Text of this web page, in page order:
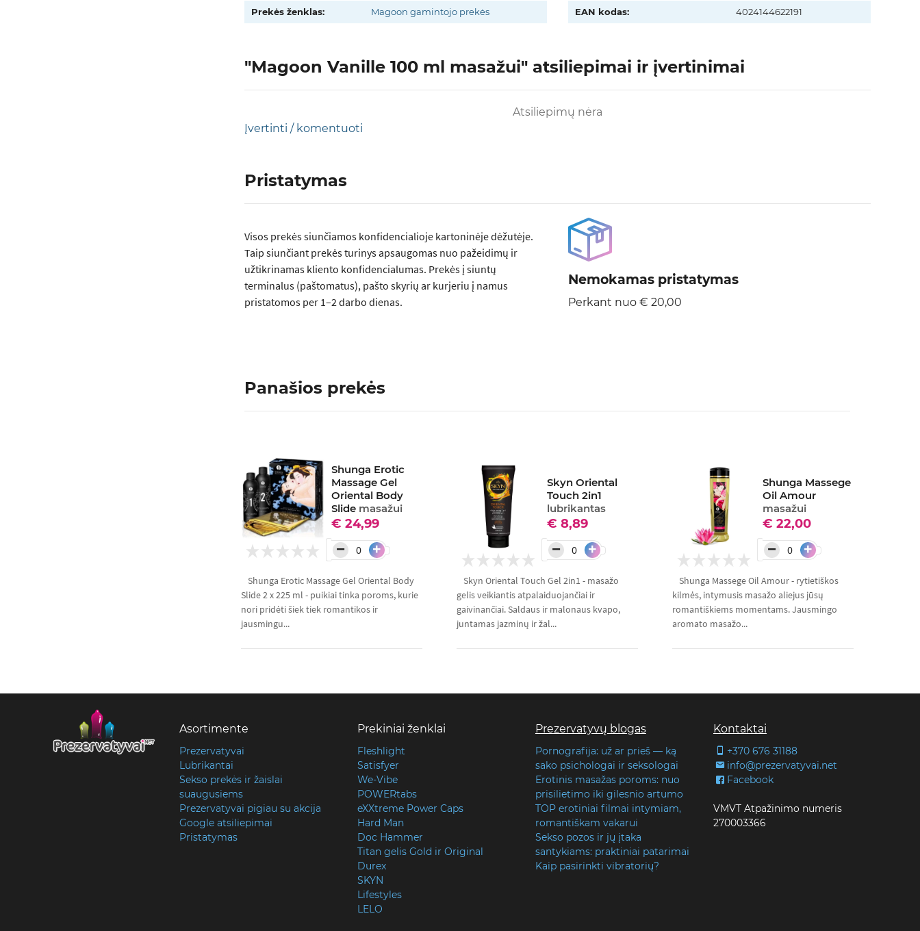
Prekės ženklas: Magoon gamintojo prekės EAN kodas: 4024144622191
"Magoon Vanille 100 ml masažui" atsiliepimai ir įvertinimai
Atsiliepimų nėra
Įvertinti / komentuoti
Pristatymas
Visos prеkės siunčiamos konfidencialioje kartoninėje dėžutėje.
Taip siunčiant prekės turinys apsaugomas nuo pažeidimų ir
užtikrinamas kliento konfidencialumas. Prekės į siuntų
terminalus (paštomatus), pašto skyrių ar kurjeriu į namus
pristatomos per 1–2 darbo dienas.
Nemokamas pristatymas
Perkant nuo € 20,00
Panašios prekės
Shunga Erotic
Massage Gel
Oriental Body
Slide masažui
€ 24,99
− +
Shunga Erotic Massage Gel Oriental Body
Slide 2 x 225 ml - puikiai tinka poroms, kurie
nori pridėti šiek tiek romantikos ir
jausmingu...
Skyn Oriental
Touch 2in1
lubrikantas
€ 8,89
− +
Skyn Oriental Touch Gel 2in1 - masažo
gelis veikiantis atpalaiduojančiai ir
gaivinančiai. Saldaus ir malonaus kvapo,
juntamas jazminų ir žal...
Shunga Massege
Oil Amour
masažui
€ 22,00
− +
Shunga Massege Oil Amour - rytietiškos
kilmės, intymusis masažo aliejus jūsų
romantiškiems momentams. Jausmingo
aromato masažo...
Asortimente
Prezervatyvai
Lubrikantai
Sekso prekės ir žaislai
suaugusiems
Prezervatyvai pigiau su akcija
Google atsiliepimai
Pristatymas
Prekiniai ženklai
Fleshlight
Satisfyer
We-Vibe
POWERtabs
eXXtreme Power Caps
Hard Man
Doc Hammer
Titan gelis Gold ir Original
Durex
SKYN
Lifestyles
LELO
Prezervatyvų blogas
Pornografija: už ar prieš — ką
sako psichologai ir seksologai
Erotinis masažas poroms: nuo
prisilietimo iki gilesnio artumo
TOP erotiniai filmai intymiam,
romantiškam vakarui
Sekso pozos ir jų įtaka
santykiams: praktiniai patarimai
Kaip pasirinkti vibratorių?
Kontaktai
+370 676 31188
info@prezervatyvai.net
Facebook
VMVT Atpažinimo numeris
270003366